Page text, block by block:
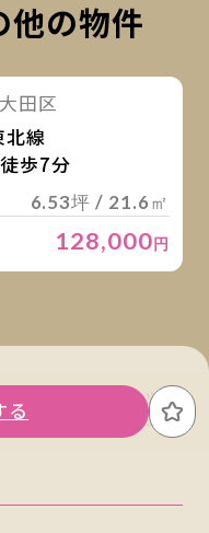
他の物件
る
田区
北線
歩7分
6.53坪 / 21.6㎡
128,000円
る お
関西版トップ